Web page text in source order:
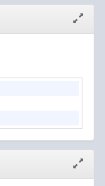
janela
janela